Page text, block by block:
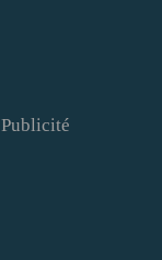
Publicité